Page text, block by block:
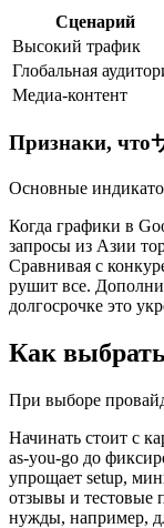
Сценарий
Высокий трафик
Глобальная
Медиа-контент
Признаки, что
Основные
Когда графики в
запросы из Азии
Сравнивая с
рушит все.
долгосрочке это
Как
При выборе
Начинать стоит с
as-you-go до
упрощает setup,
отзывы и тестовые
нужды, например,